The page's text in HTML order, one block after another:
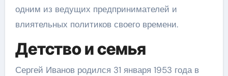
одним из ведущих предпринимателей и
влиятельных политиков своего времени.
Детство и семья
Сергей Иванов родился 31 января 1953 года в